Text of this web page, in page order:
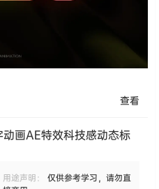
查看
画AE特效科技感动态标
用途声明：
仅供参考学习，请勿直